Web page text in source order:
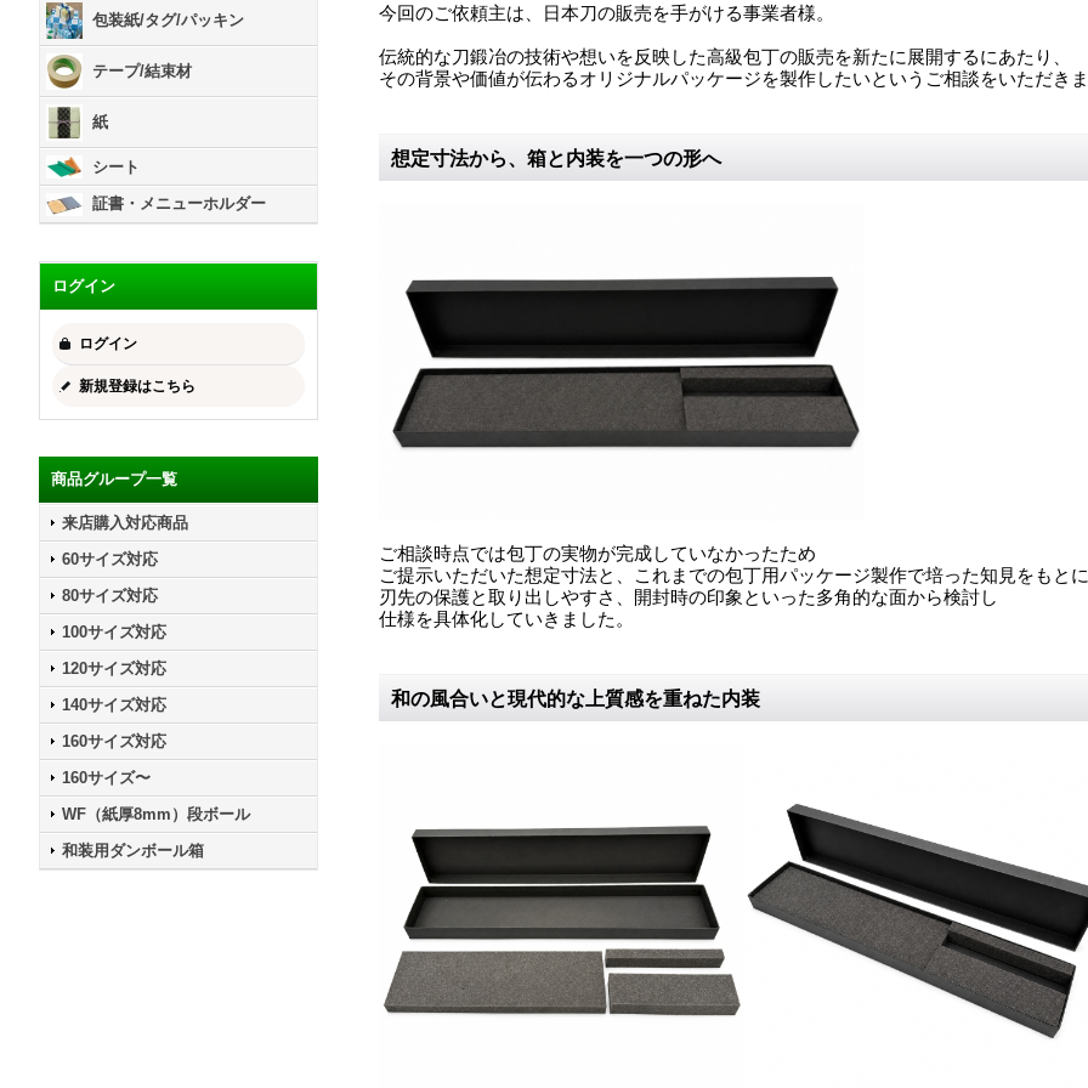
包装紙/タグ/パッキン
テープ/結束材
紙
シート
証書・メニューホルダー
ログイン
ログイン
新規登録はこちら
商品グループ一覧
来店購入対応商品
60サイズ対応
80サイズ対応
100サイズ対応
120サイズ対応
140サイズ対応
160サイズ対応
160サイズ〜
WF（紙厚8mm）段ボール
和装用ダンボール箱
今回のご依頼主は、日本刀の販売を手がける事業者様。
伝統的な刀鍛冶の技術や想いを反映した高級包丁の販売を新たに展開するにあたり、
その背景や価値が伝わるオリジナルパッケージを製作したいというご相談をいただき
想定寸法から、箱と内装を一つの形へ
ご相談時点では包丁の実物が完成していなかったため
ご提示いただいた想定寸法と、これまでの包丁用パッケージ製作で培った知見をもとに
刃先の保護と取り出しやすさ、開封時の印象といった多角的な面から検討し
仕様を具体化していきました。
和の風合いと現代的な上質感を重ねた内装